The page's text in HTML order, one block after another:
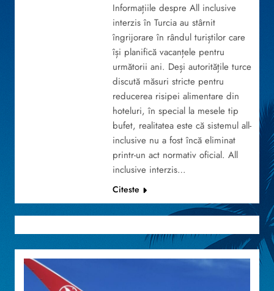
Informațiile despre All inclusive
interzis în Turcia au stârnit
îngrijorare în rândul turiștilor care
își planifică vacanțele pentru
următorii ani. Deși autoritățile turce
discută măsuri stricte pentru
reducerea risipei alimentare din
hoteluri, în special la mesele tip
bufet, realitatea este că sistemul all-
inclusive nu a fost încă eliminat
printr-un act normativ oficial. All
inclusive interzis…
Citeste